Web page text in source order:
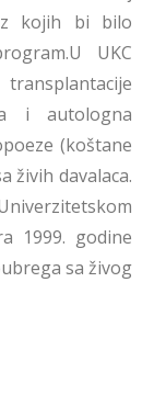
kojih bi bilo
UKC
i autologna
(koštane
živih davalaca.
1999. godine
sa živog